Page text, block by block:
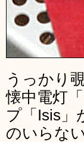
うっかり
懐中電灯
プ「Isis」
のいらな